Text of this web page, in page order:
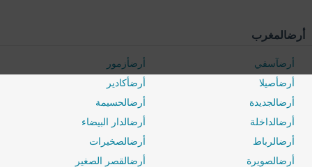
أرضالمغرب
أرضآسفي
أرضأزمور
أرضأصيلا
أرضأكادير
أرضالجديدة
أرضالحسيمة
أرضالداخلة
أرضالدار البيضاء
أرضالرباط
أرضالصخيرات
أرضالصويرة
أرضالقصر الصغير